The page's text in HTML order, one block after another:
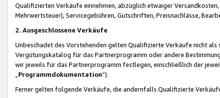
Qualifizierten Verkäufe einnehmen, abzüglich etwaiger
Mehrwertsteuer), Servicegebühren, Gutschriften, Preisnachlässe,
2. Ausgeschlossene Verkäufe
Unbeschadet des Vorstehenden gelten Qualifizierte Verkäufe nicht
Vergütungskatalog für das Partnerprogramm oder andere
wir jeweils für das Partnerprogramm festlegen, einschließlich der
Programmdokumentation“).
Ferner gelten folgende Verkäufe, die andernfalls Qualifizierte